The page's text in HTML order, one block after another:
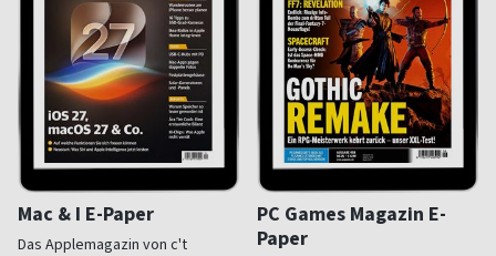
Mac & I E-Paper
Das Applemagazin von c't
PC Games Magazin E-
Paper